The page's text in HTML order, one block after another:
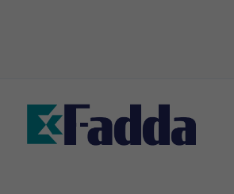
contenuto